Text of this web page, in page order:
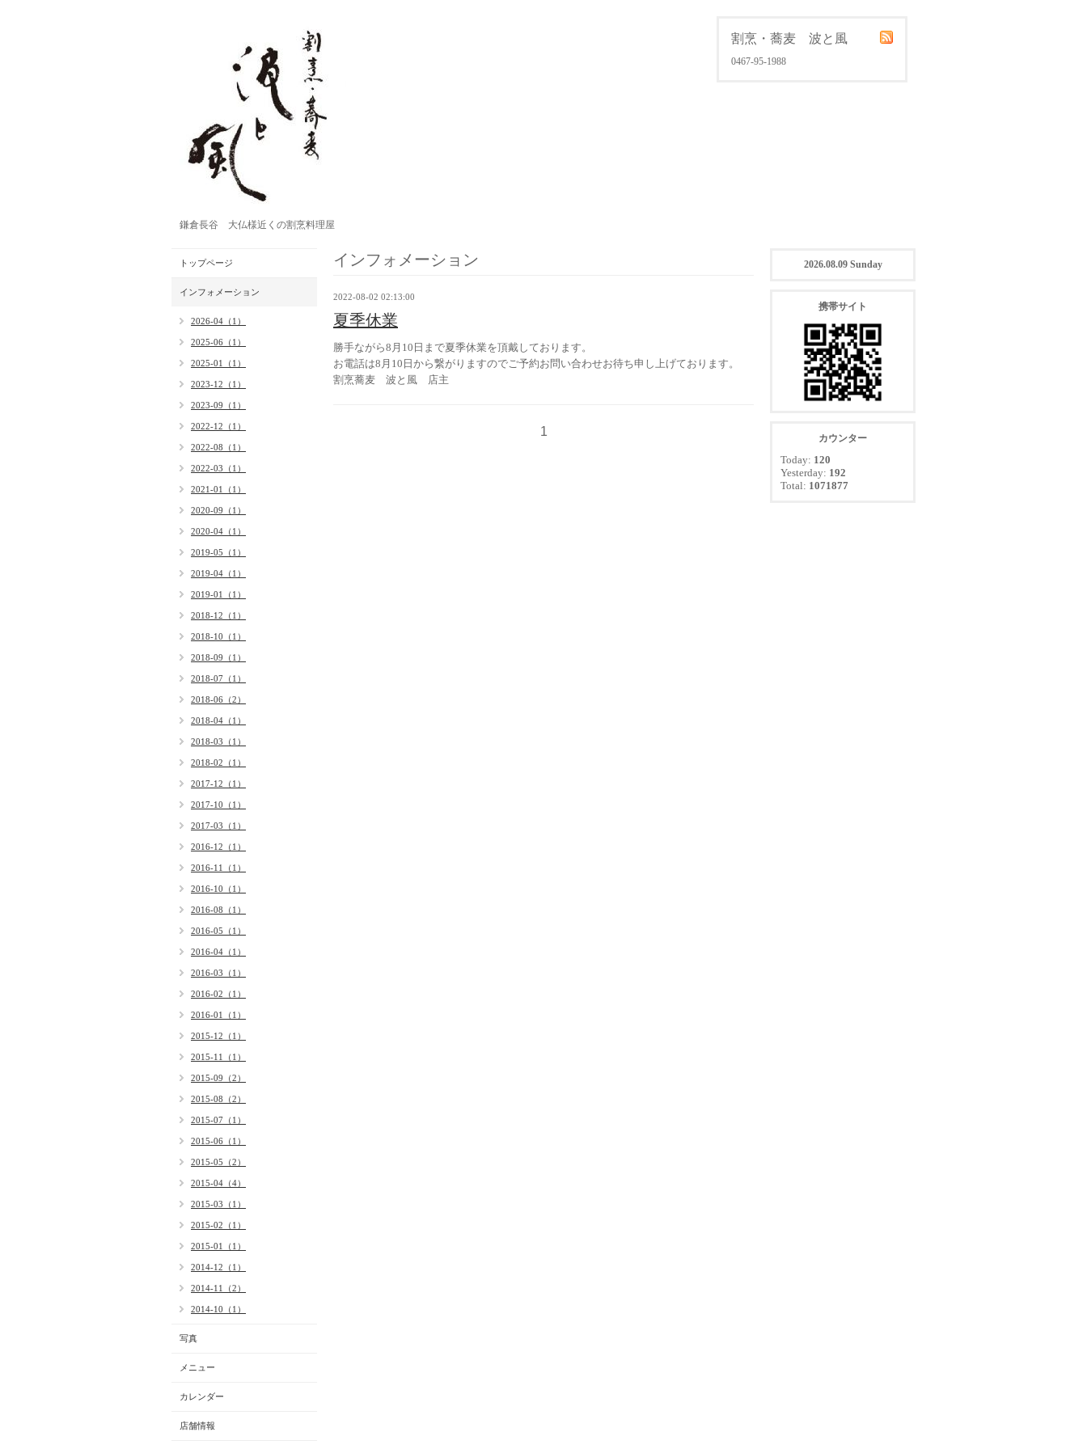
割烹・蕎麦 波と風
0467-95-1988
鎌倉長谷 大仏様近くの割烹料理屋
インフォメーション
2022-08-02 02:13:00
夏季休業
勝手ながら8月10日まで夏季休業を頂戴しております。
お電話は8月10日から繋がりますのでご予約お問い合わせお待ち申し上げております。
割烹蕎麦 波と風 店主
1
トップページ
インフォメーション
2026-04（1）
2025-06（1）
2025-01（1）
2023-12（1）
2023-09（1）
2022-12（1）
2022-08（1）
2022-03（1）
2021-01（1）
2020-09（1）
2020-04（1）
2019-05（1）
2019-04（1）
2019-01（1）
2018-12（1）
2018-10（1）
2018-09（1）
2018-07（1）
2018-06（2）
2018-04（1）
2018-03（1）
2018-02（1）
2017-12（1）
2017-10（1）
2017-03（1）
2016-12（1）
2016-11（1）
2016-10（1）
2016-08（1）
2016-05（1）
2016-04（1）
2016-03（1）
2016-02（1）
2016-01（1）
2015-12（1）
2015-11（1）
2015-09（2）
2015-08（2）
2015-07（1）
2015-06（1）
2015-05（2）
2015-04（4）
2015-03（1）
2015-02（1）
2015-01（1）
2014-12（1）
2014-11（2）
2014-10（1）
写真
メニュー
カレンダー
店舗情報
2026.08.09 Sunday
携帯サイト
カウンター
Today: 120
Yesterday: 192
Total: 1071877